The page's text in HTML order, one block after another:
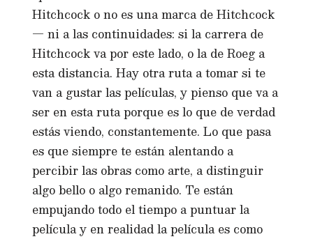
Hitchcock o no es una marca de Hitchcock
— ni a las continuidades: si la carrera de
Hitchcock va por este lado, o la de Roeg a
esta distancia. Hay otra ruta a tomar si te
van a gustar las películas, y pienso que va a
ser en esta ruta porque es lo que de verdad
estás viendo, constantemente. Lo que pasa
es que siempre te están alentando a
percibir las obras como arte, a distinguir
algo bello o algo remanido. Te están
empujando todo el tiempo a puntuar la
película y en realidad la película es como